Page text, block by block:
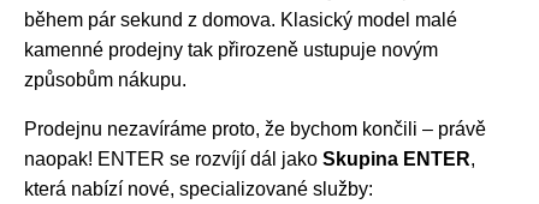
během pár sekund z domova. Klasický model malé
kamenné prodejny tak přirozeně ustupuje novým
způsobům nákupu.
Prodejnu nezavíráme proto, že bychom končili – právě
naopak! ENTER se rozvíjí dál jako Skupina ENTER,
která nabízí nové, specializované služby: